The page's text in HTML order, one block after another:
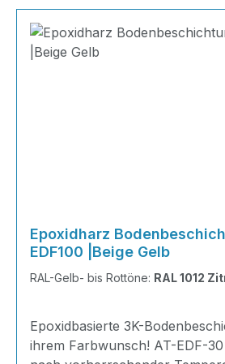
Epoxidharz
EDF100 |Beige Gelb
RAL-Gelb- bis Rottöne: RAL 1012
Epoxidbasierte 3K-
ihrem Farbwunsch! AT-EDF-